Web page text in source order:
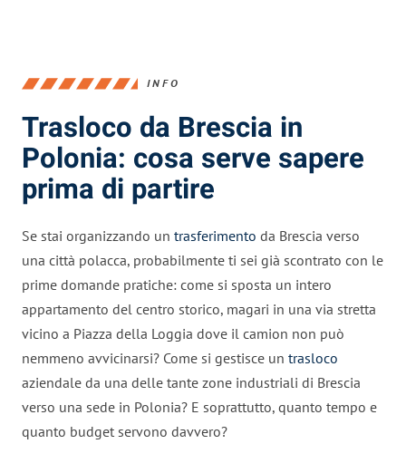
INFO
Trasloco da Brescia in
Polonia: cosa serve sapere
prima di partire
Se stai organizzando un trasferimento da Brescia verso
una città polacca, probabilmente ti sei già scontrato con le
prime domande pratiche: come si sposta un intero
appartamento del centro storico, magari in una via stretta
vicino a Piazza della Loggia dove il camion non può
nemmeno avvicinarsi? Come si gestisce un trasloco
aziendale da una delle tante zone industriali di Brescia
verso una sede in Polonia? E soprattutto, quanto tempo e
quanto budget servono davvero?